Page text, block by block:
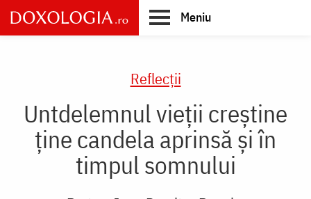
Skip
to
main
Meniu
Reflecții
Untdelemnul vieții creștine
ține candela aprinsă și în
timpul somnului